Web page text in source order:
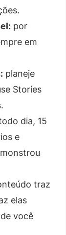
por
em
planeje
Stories
dia, 15
e
traz
elas
você